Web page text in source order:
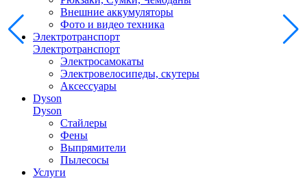
Внешние аккумуляторы
Фото и видео техника
Электротранспорт
Электротранспорт
Электросамокаты
Электровелосипеды, скутеры
Аксессуары
Dyson
Dyson
Стайлеры
Фены
Выпрямители
Пылесосы
Услуги